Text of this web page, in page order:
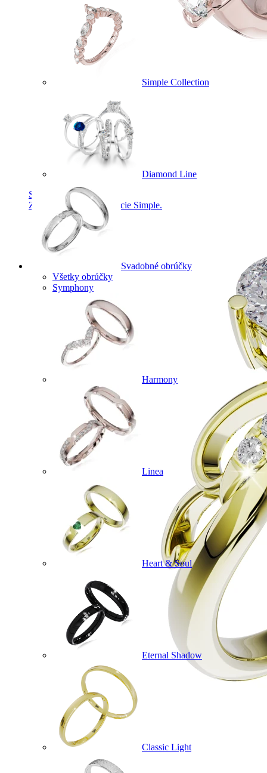
Simple Collection
Zásnubné prstne z kolekcie Simple.
Simple Collection
Diamond Line
Svadobné obrúčky
Všetky obrúčky
Symphony
Harmony
Linea
Heart & Soul
Eternal Shadow
Classic Light